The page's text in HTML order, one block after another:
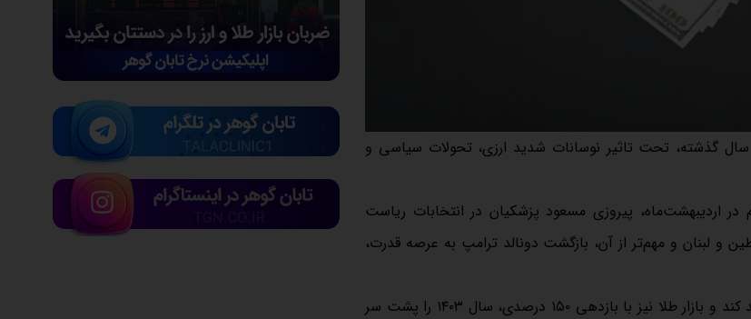
گذشته، تحت تاثیر نوسانات شدید ارزی، تحولات سیاسی و
اردیبهشت‌ماه، پیروزی مسعود پزشکیان در انتخابات ریاست
و لبنان و مهم‌تر از آن، بازگشت دونالد ترامپ به عرصه قدرت،
همه این موارد باعث شد تا دلار در طول یک سال گذشته بالغ بر ۶۰ درصد رشد کند و بازار طلا نیز با بازدهی ۱۵۰ درصدی، سال ۱۴۰۳ را پشت‌ سر